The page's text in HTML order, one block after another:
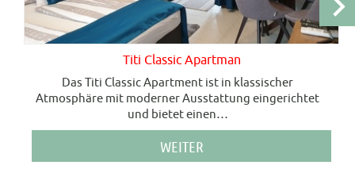
Titi Classic Apartman
Das Titi Classic Apartment ist in klassischer
Atmosphäre mit moderner Ausstattung eingerichtet
und bietet einen…
WEITER